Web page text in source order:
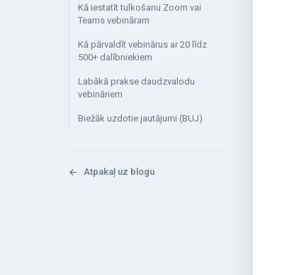
Kā iestatīt tulkošanu Zoom vai
Teams vebināram
Kā pārvaldīt vebinārus ar 20 līdz
500+ dalībniekiem
Labākā prakse daudzvalodu
vebināriem
Biežāk uzdotie jautājumi (BUJ)
Atpakaļ uz blogu